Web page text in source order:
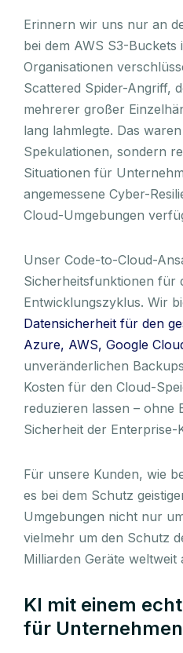
Erinnern wir uns nur an
bei dem AWS S3-Buckets
Organisationen
Scattered Spider-Angriff,
mehrerer großer
lang lahmlegte. Das
Spekulationen, sondern
Situationen für
angemessene Cyber-
Cloud-Umgebungen
Unser Code-to-Cloud-
Sicherheitsfunktionen für
Entwicklungszyklus. Wir
Datensicherheit für den
Azure, AWS, Google
unveränderlichen
Kosten für den Cloud-
reduzieren lassen – ohne
Sicherheit der Enterprise-
Für unsere Kunden, wie
es bei dem Schutz
Umgebungen nicht nur
vielmehr um den Schutz
Milliarden Geräte weltweit
KI mit einem
für Unternehmen